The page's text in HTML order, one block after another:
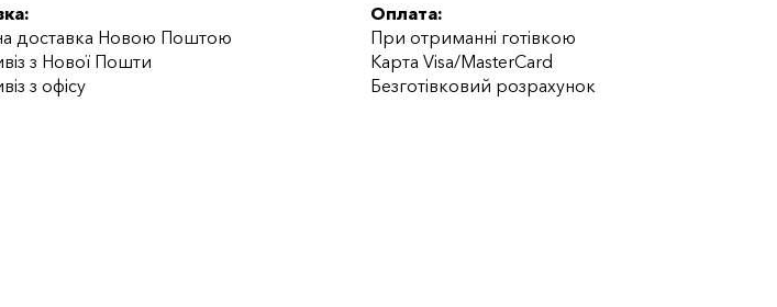
доставка Новою Поштою
з Нової Пошти
з офісу
Оплата:
При отриманні готівкою
Карта Visa/MasterCard
Безготівковий розрахунок